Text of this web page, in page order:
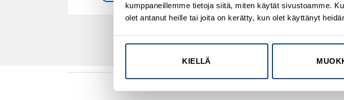
kumppaneillemme tietoja siitä, miten käytät sivustoamme.
olet antanut heille tai joita on kerätty, kun olet käyttänyt
KIELLÄ
CLICK ME!